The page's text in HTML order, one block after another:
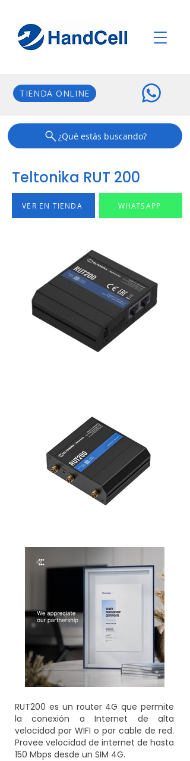
TIENDA ONLINE
¿Qué estás buscando?
Teltonika RUT 200
VER EN TIENDA WHATSAPP
RUT200 es un router 4G que permite
la conexión a Internet de alta
velocidad por WIFI o por cable de red.
Provee velocidad de internet de hasta
150 Mbps desde un SIM 4G.